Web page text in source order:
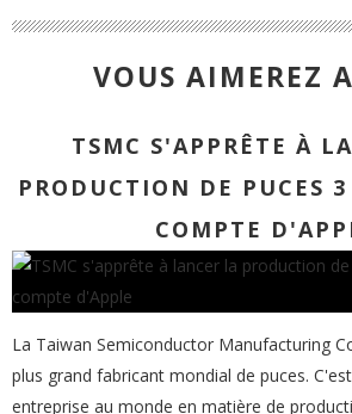
VOUS AIMEREZ
TSMC S'APPRÊTE À
PRODUCTION DE PUCES
COMPTE
La Taiwan Semiconductor Manufacturing
plus grand fabricant mondial de puces.
entreprise au monde en matière de